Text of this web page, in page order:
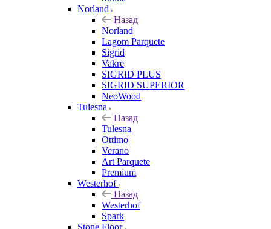
Norland
Назад
Norland
Lagom Parquete
Sigrid
Vakre
SIGRID PLUS
SIGRID SUPERIOR
NeoWood
Tulesna
Назад
Tulesna
Ottimo
Verano
Art Parquete
Premium
Westerhof
Назад
Westerhof
Spark
Stone Floor